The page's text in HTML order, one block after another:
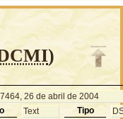
)
26 de abril de 2004
Text Tipo